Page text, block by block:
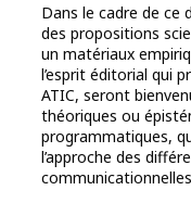
Dans le cadre de ce
des propositions
un matériaux
l’esprit éditorial qui
ATIC, seront
théoriques ou
programmatiques,
l’approche des